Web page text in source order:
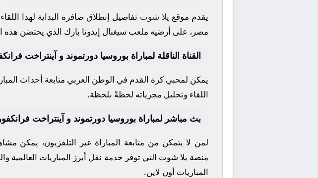
يقدم موقع يلا شوت تفاصيل إنطلاق صافرة البداية لهذا
مصر، على أرضية ملعب سيغنال إيدونا بارك الذي يحتضن هذه
القناة الناقلة لمباراة بوروسيا دورتموند و آينتراخت
يمكن لمحبي كرة القدم في الوطن العربي متابعة أحداث
اللقاء وتحليل مجرياته لحظةً بلحظة.
بث مباشر لمباراة بوروسيا دورتموند و آينتراخت
لمن لا يتمكن من متابعة المباراة عبر التلفزيون، يمكن
منصة يلا شوت التي توفر خدمة نقل أبرز المباريات العالمية
المباريات أون لاين.